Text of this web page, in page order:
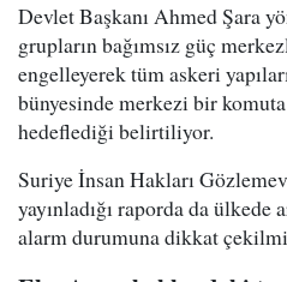
Devlet Başkanı Ahmed Şara
grupların bağımsız güç
engelleyerek tüm askeri
bünyesinde merkezi bir
hedeflediği belirtiliyor.
Suriye İnsan Hakları
yayınladığı raporda da
alarm durumuna dikkat